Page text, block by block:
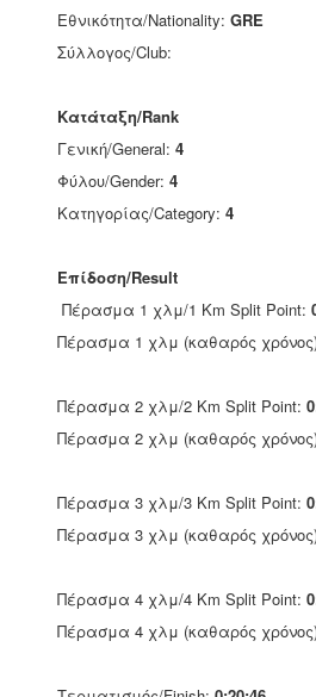
Εθνικότητα/Nationality: GRE
Σύλλογος/Club:
Κατάταξη/Rank
Γενική/General: 4
Φύλου/Gender: 4
Κατηγορίας/Category: 4
Επίδοση/Result
Πέρασμα 1 χλμ/1 Km Split Point:
Πέρασμα 1 χλμ (καθαρός
Πέρασμα 2 χλμ/2 Km Split Point:
Πέρασμα 2 χλμ (καθαρός
Πέρασμα 3 χλμ/3 Km Split Point:
Πέρασμα 3 χλμ (καθαρός
Πέρασμα 4 χλμ/4 Km Split Point:
Πέρασμα 4 χλμ (καθαρός